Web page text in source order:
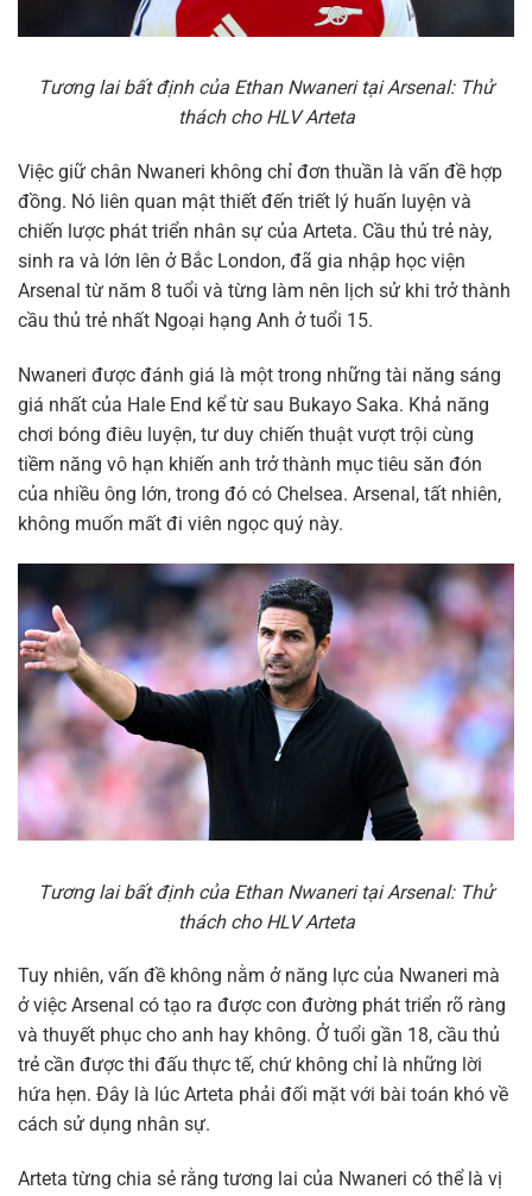
Tương lai bất định của Ethan Nwaneri tại Arsenal: Thử
thách cho HLV Arteta
Việc giữ chân Nwaneri không chỉ đơn thuần là vấn đề hợp
đồng. Nó liên quan mật thiết đến triết lý huấn luyện và
chiến lược phát triển nhân sự của Arteta. Cầu thủ trẻ này,
sinh ra và lớn lên ở Bắc London, đã gia nhập học viện
Arsenal từ năm 8 tuổi và từng làm nên lịch sử khi trở thành
cầu thủ trẻ nhất Ngoại hạng Anh ở tuổi 15.
Nwaneri được đánh giá là một trong những tài năng sáng
giá nhất của Hale End kể từ sau Bukayo Saka. Khả năng
chơi bóng điêu luyện, tư duy chiến thuật vượt trội cùng
tiềm năng vô hạn khiến anh trở thành mục tiêu săn đón
của nhiều ông lớn, trong đó có Chelsea. Arsenal, tất nhiên,
không muốn mất đi viên ngọc quý này.
Tương lai bất định của Ethan Nwaneri tại Arsenal: Thử
thách cho HLV Arteta
Tuy nhiên, vấn đề không nằm ở năng lực của Nwaneri mà
ở việc Arsenal có tạo ra được con đường phát triển rõ ràng
và thuyết phục cho anh hay không. Ở tuổi gần 18, cầu thủ
trẻ cần được thi đấu thực tế, chứ không chỉ là những lời
hứa hẹn. Đây là lúc Arteta phải đối mặt với bài toán khó về
cách sử dụng nhân sự.
Arteta từng chia sẻ rằng tương lai của Nwaneri có thể là vị